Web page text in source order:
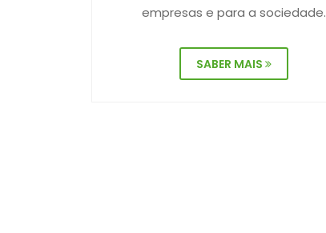
empresas e para a sociedade.
SABER MAIS